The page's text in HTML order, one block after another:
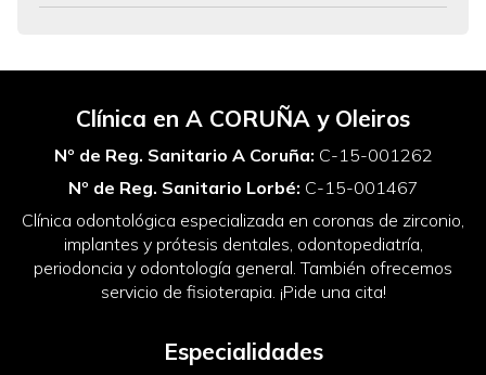
Clínica en A CORUÑA y Oleiros
Nº de Reg. Sanitario A Coruña: C-15-001262
Nº de Reg. Sanitario Lorbé: C-15-001467
Clínica odontológica especializada en coronas de zirconio,
implantes y prótesis dentales, odontopediatría,
periodoncia y odontología general. También ofrecemos
servicio de fisioterapia. ¡Pide una cita!
Especialidades